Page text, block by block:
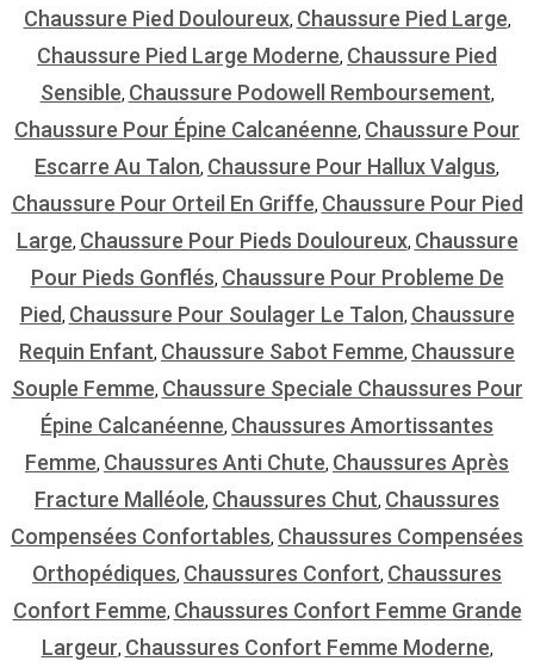
Chaussure Pied Douloureux, Chaussure Pied Large,
Chaussure Pied Large Moderne, Chaussure Pied
Sensible, Chaussure Podowell Remboursement,
Chaussure Pour Épine Calcanéenne, Chaussure Pour
Escarre Au Talon, Chaussure Pour Hallux Valgus,
Chaussure Pour Orteil En Griffe, Chaussure Pour Pied
Large, Chaussure Pour Pieds Douloureux, Chaussure
Pour Pieds Gonflés, Chaussure Pour Probleme De
Pied, Chaussure Pour Soulager Le Talon, Chaussure
Requin Enfant, Chaussure Sabot Femme, Chaussure
Souple Femme, Chaussure Speciale Chaussures Pour
Épine Calcanéenne, Chaussures Amortissantes
Femme, Chaussures Anti Chute, Chaussures Après
Fracture Malléole, Chaussures Chut, Chaussures
Compensées Confortables, Chaussures Compensées
Orthopédiques, Chaussures Confort, Chaussures
Confort Femme, Chaussures Confort Femme Grande
Largeur, Chaussures Confort Femme Moderne,